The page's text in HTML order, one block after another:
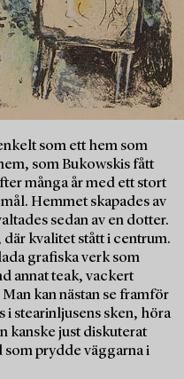
som ett hem som
som Bukowskis fått
många år med ett stort
Hemmet skapades av
sedan av en dotter.
kvalitet stått i centrum.
grafiska verk som
annat teak, vackert
kan nästan se framför
i stearinljusens sken, höra
kanske just diskuterat
prydde väggarna i